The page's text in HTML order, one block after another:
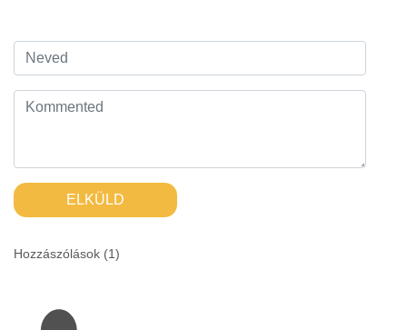
ELKÜLD
Hozzászólások (1)